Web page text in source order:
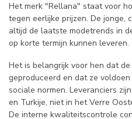
Het merk "Rellana" staat voor
tegen eerlijke prijzen. De jonge,
altijd de laatste modetrends in
op korte termijn kunnen leveren.
Het is belangrijk voor hen dat
geproduceerd en dat ze
sociale normen. Leveranciers
en Turkije, niet in het Verre
De interne kwaliteitscontrole